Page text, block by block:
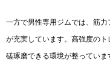
一方で男性専用ジムでは、筋
が充実しています。高強度の
磋琢磨できる環境が整っていま